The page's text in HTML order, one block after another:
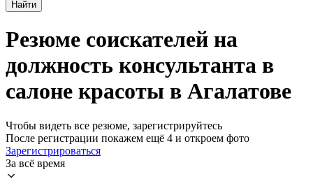
Найти
Резюме соискателей на
должность консультанта в
салоне красоты в Агалатове
Чтобы видеть все резюме, зарегистрируйтесь
После регистрации покажем ещё 4 и откроем фото
Зарегистрироваться
За всё время